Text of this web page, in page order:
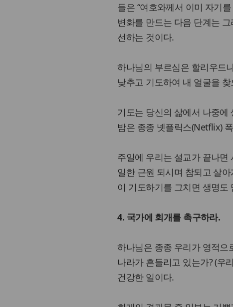
들은 “여호와께서 이미 자기
변화를 만드는 다음 단계는
선하는 것이다.
하나님의 부르심은 할리우드
낮추고 기도하여 내 얼굴을
기도는 당신의 삶에서 나중에
밤은 종종 넷플릭스(Netflix)
주일에 우리는 설교가 끝나
일한 근원 되시며 참되고 살
이 기도하기를 그치면 생명도
4. 국가에 회개를 촉구하라.
하나님은 종종 우리가 영적으
나라가 흔들리고 있는가? (우
건강한 일이다.